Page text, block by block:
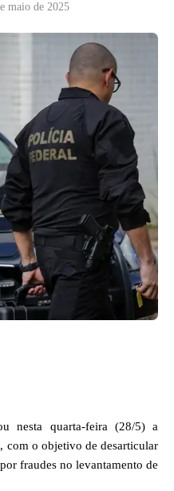
maio de 2025
nesta quarta-feira (28/5) a
com o objetivo de desarticular
fraudes no levantamento de